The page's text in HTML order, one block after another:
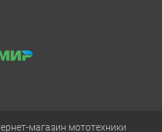
магазин мототехники